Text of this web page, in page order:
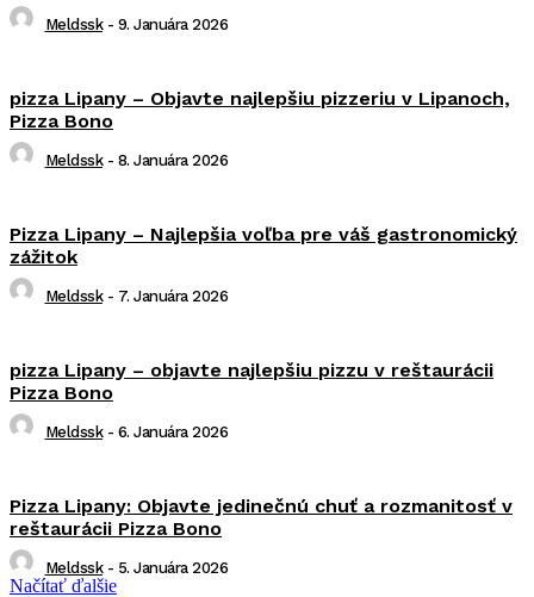
Meldssk - 9. Januára 2026
pizza Lipany – Objavte najlepšiu pizzeriu v Lipanoch,
Pizza Bono
Meldssk - 8. Januára 2026
Pizza Lipany – Najlepšia voľba pre váš gastronomický
zážitok
Meldssk - 7. Januára 2026
pizza Lipany – objavte najlepšiu pizzu v reštaurácii
Pizza Bono
Meldssk - 6. Januára 2026
Pizza Lipany: Objavte jedinečnú chuť a rozmanitosť v
reštaurácii Pizza Bono
Meldssk - 5. Januára 2026
Načítať ďalšie